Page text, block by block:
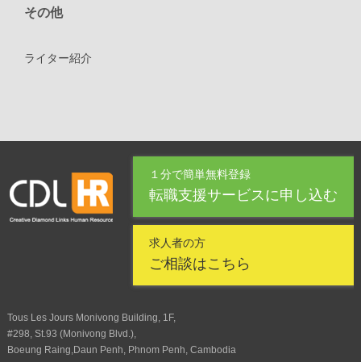
その他
ライター紹介
１分で簡単無料登録
転職支援サービスに申し込む
求人者の方
ご相談はこちら
Tous Les Jours Monivong Building, 1F,
#298, St.93 (Monivong Blvd.),
Boeung Raing,Daun Penh, Phnom Penh, Cambodia